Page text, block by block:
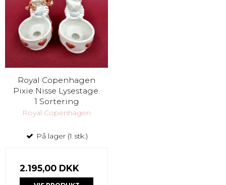
Royal Copenhagen
Pixie Nisse Lysestage.
1 Sortering
Royal Copenhagen
På lager (1 stk.)
2.195,00 DKK